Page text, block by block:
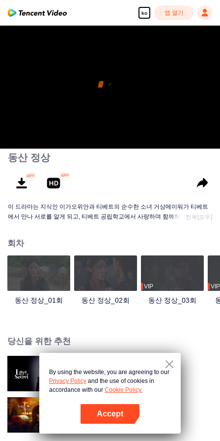
ko 앱 열기
동산 정상
이 드라마는 지식인 이가오위안과 티베트의 순수한 소녀 거상메이둬가 티베트
에서 만나 서로를 알게 되고, 티베트 공립학교에서 사랑하며 함께하는 이야기를
와 티베트 인민에게 가져온 엄청난 변화를 보여주며, 새롭고도 굴곡 있지만 확
고한 발전 여정을 그린다.
전부[모두]
회차
동산 정상_01회 동산 정상_02회
VIP
동산 정상_03회
VIP
당신을 위한 추천
숨겨둔 사랑
보보심험
By using the website, you are agreeing to our
Privacy Policy and the use of cookies in
accordance with our Cookie Policy.
Accept